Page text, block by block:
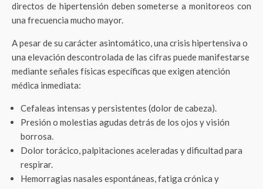
directos de hipertensión deben someterse a monitoreos con
una frecuencia mucho mayor.
A pesar de su carácter asintomático, una crisis hipertensiva o
una elevación descontrolada de las cifras puede manifestarse
mediante señales físicas específicas que exigen atención
médica inmediata:
Cefaleas intensas y persistentes (dolor de cabeza).
Presión o molestias agudas detrás de los ojos y visión
borrosa.
Dolor torácico, palpitaciones aceleradas y dificultad para
respirar.
Hemorragias nasales espontáneas, fatiga crónica y